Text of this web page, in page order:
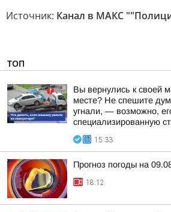
Источник: Канал в МАКС
ТОП
Вы вернулись к своей
месте? Не спешите
угнали, — возможно,
специализированную
15:33
Прогноз погоды на
18:12